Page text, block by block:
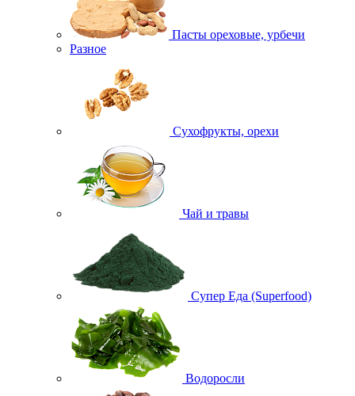
Пасты ореховые, урбечи
Разное
Сухофрукты, орехи
Чай и травы
Супер Еда (Superfood)
Водоросли